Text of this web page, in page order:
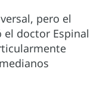
pero el
el doctor Espinal